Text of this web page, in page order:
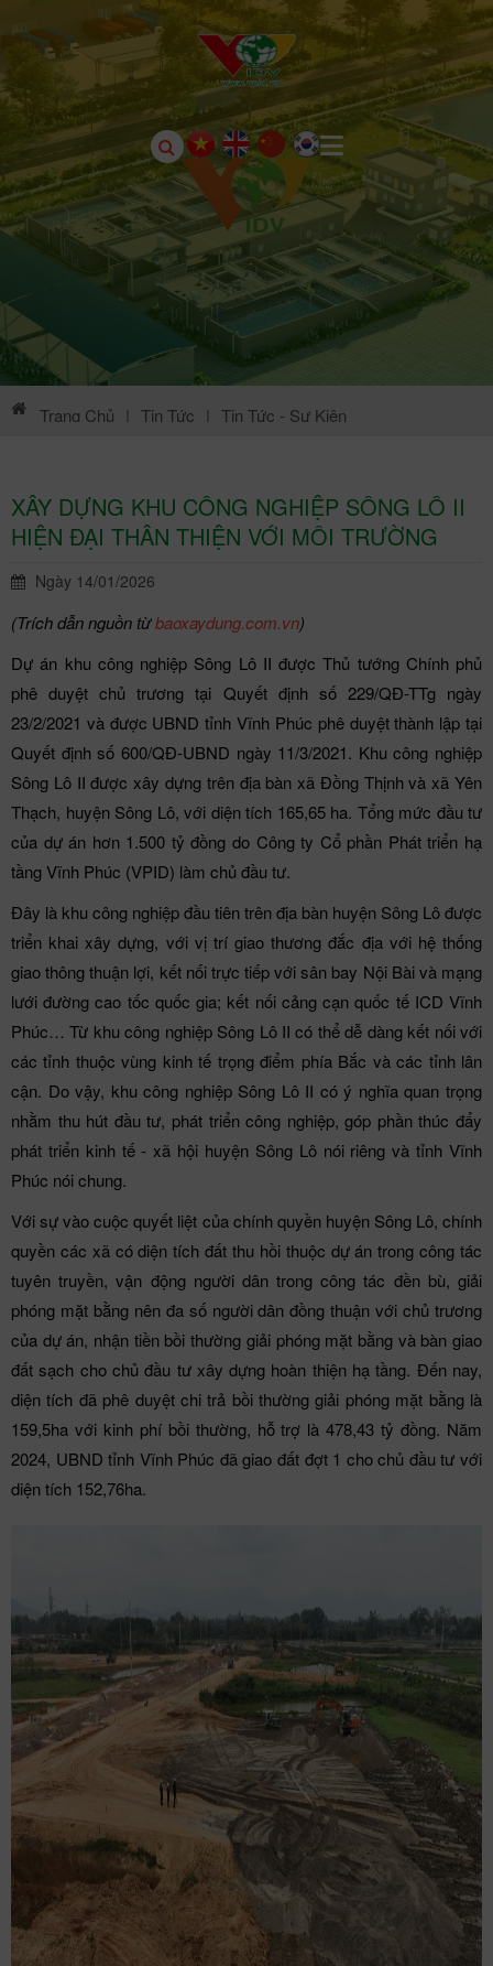
Trang Chủ | Tin Tức | Tin Tức - Sự Kiện
XÂY DỰNG KHU CÔNG NGHIỆP SÔNG LÔ II
HIỆN ĐẠI THÂN THIỆN VỚI MÔI TRƯỜNG
Ngày 14/01/2026
(Trích dẫn nguồn từbaoxaydung.com.vn)
Dự án khu công nghiệp Sông Lô II được Thủ tướng Chính phủ
phê duyệt chủ trương tại Quyết định số 229/QĐ-TTg ngày
23/2/2021 và được UBND tỉnh Vĩnh Phúc phê duyệt thành lập tại
Quyết định số 600/QĐ-UBND ngày 11/3/2021. Khu công nghiệp
Sông Lô II được xây dựng trên địa bàn xã Đồng Thịnh và xã Yên
Thạch, huyện Sông Lô, với diện tích 165,65 ha. Tổng mức đầu tư
của dự án hơn 1.500 tỷ đồng do Công ty Cổ phần Phát triển hạ
tầng Vĩnh Phúc (VPID) làm chủ đầu tư.
Đây là khu công nghiệp đầu tiên trên địa bàn huyện Sông Lô được
triển khai xây dựng, với vị trí giao thương đắc địa với hệ thống
giao thông thuận lợi, kết nối trực tiếp với sân bay Nội Bài và mạng
lưới đường cao tốc quốc gia; kết nối cảng cạn quốc tế ICD Vĩnh
Phúc… Từ khu công nghiệp Sông Lô II có thể dễ dàng kết nối với
các tỉnh thuộc vùng kinh tế trọng điểm phía Bắc và các tỉnh lân
cận. Do vậy, khu công nghiệp Sông Lô II có ý nghĩa quan trọng
nhằm thu hút đầu tư, phát triển công nghiệp, góp phần thúc đẩy
phát triển kinh tế - xã hội huyện Sông Lô nói riêng và tỉnh Vĩnh
Phúc nói chung.
Với sự vào cuộc quyết liệt của chính quyền huyện Sông Lô, chính
quyền các xã có diện tích đất thu hồi thuộc dự án trong công tác
tuyên truyền, vận động người dân trong công tác đền bù, giải
phóng mặt bằng nên đa số người dân đồng thuận với chủ trương
của dự án, nhận tiền bồi thường giải phóng mặt bằng và bàn giao
đất sạch cho chủ đầu tư xây dựng hoàn thiện hạ tầng. Đến nay,
diện tích đã phê duyệt chi trả bồi thường giải phóng mặt bằng là
159,5ha với kinh phí bồi thường, hỗ trợ là 478,43 tỷ đồng. Năm
2024, UBND tỉnh Vĩnh Phúc đã giao đất đợt 1 cho chủ đầu tư với
diện tích 152,76ha.